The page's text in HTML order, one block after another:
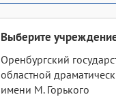
Выберите
Оренбургский
областной
имени М. Горького